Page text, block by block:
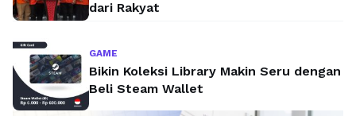
dari Rakyat
GAME
Bikin Koleksi Library Makin Seru dengan
Beli Steam Wallet